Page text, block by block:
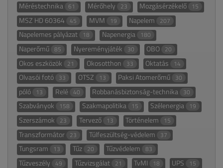
Méréstechnika 61 Mérőhely 23 Mozgásérzékelő 15
MSZ HD 60364 45 MVM 19 Napelem 207
Napelemes pályázat 18 Napenergia 180
Naperőmű 85 Nyereményjáték 30 OBO 20
Okos eszközök 21 Okosotthon 33 Oktatás 14
Olvasói fotó 33 OTSZ 13 Paksi Atomerőmű 30
póló 13 Relé 40 Robbanásbiztonság-technika 30
Szabványok 158 Szakmapolitika 15 Szélenergia 19
Szerszámok 23 Tervező 13 Történelem 15
Transzformátor 23 Túlfeszültség-védelem 37
Tungsram 13 Tűz 20 Tűzvédelem 83
Tűzveszély 49 Tűzvizsgálat 21 TvMI 18 UPS 15